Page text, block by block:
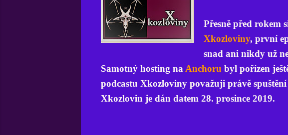
Přesně před rokem
Xkozloviny, první
snad ani nikdy už
Samotný hosting na Anchoru byl pořízen
podcastu Xkozloviny považuji právě
Xkozlovin je dán datem 28. prosince 2019.